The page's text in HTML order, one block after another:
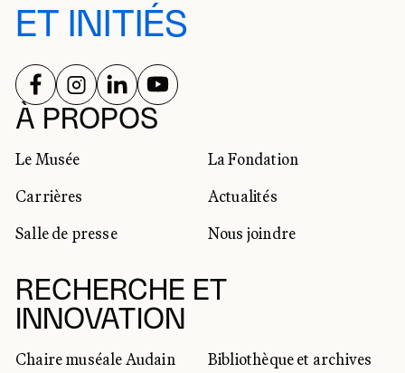
ET INITIÉS
À PROPOS
Le Musée
La Fondation
Carrières
Actualités
Salle de presse
Nous joindre
RECHERCHE ET
INNOVATION
Chaire muséale Audain
Bibliothèque et archives
RÉSEAUX SOCIAUX
SUIVEZ-NOUS SUR
SUIVEZ-NOUS SUR
SUIVEZ-NOUS SUR
SUIVEZ-NOUS SUR